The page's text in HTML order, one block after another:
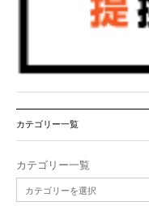
カテゴリー一覧
カテゴリー一覧